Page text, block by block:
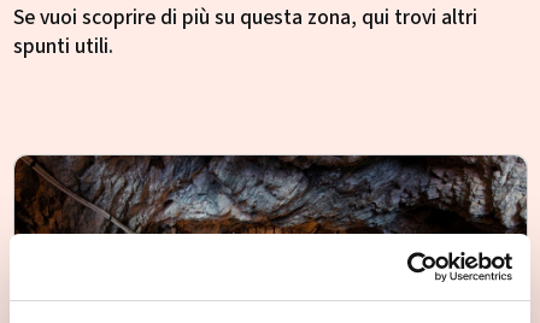
Se vuoi scoprire di più su questa zona, qui trovi altri
spunti utili.